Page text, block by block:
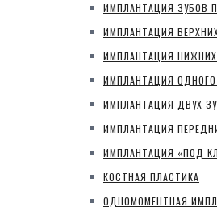
ИМПЛАНТАЦИЯ ЗУБОВ
ИМПЛАНТАЦИЯ
ИМПЛАНТАЦИЯ
ИМПЛАНТАЦИЯ ОДНОГО
ИМПЛАНТАЦИЯ ДВУХ
ИМПЛАНТАЦИЯ
ИМПЛАНТАЦИЯ «ПОД
КОСТНАЯ ПЛАСТИКА
ОДНОМОМЕНТНАЯ